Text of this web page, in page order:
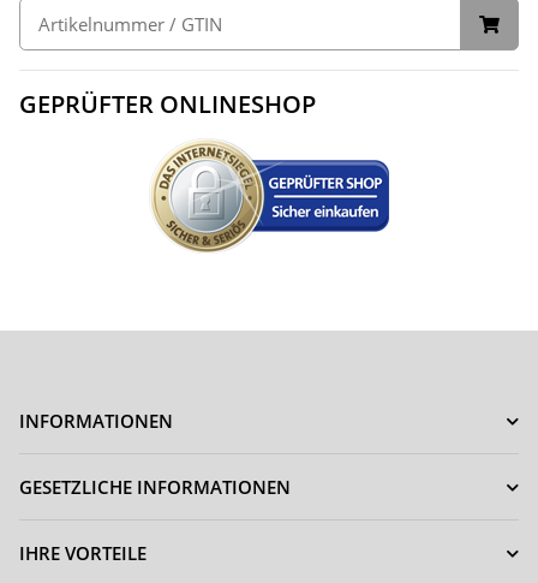
GEPRÜFTER ONLINESHOP
INFORMATIONEN
GESETZLICHE INFORMATIONEN
IHRE VORTEILE